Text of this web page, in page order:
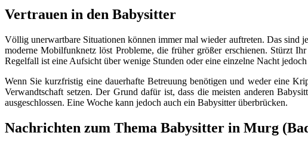
Vertrauen in den Babysitter
Völlig unerwartbare Situationen können immer mal wieder auftreten. Das sind
moderne Mobilfunknetz löst Probleme, die früher größer erschienen. Stürzt
Regelfall ist eine Aufsicht über wenige Stunden oder eine einzelne Nacht
Wenn Sie kurzfristig eine dauerhafte Betreuung benötigen und weder eine
Verwandtschaft setzen. Der Grund dafür ist, dass die meisten anderen
ausgeschlossen. Eine Woche kann jedoch auch ein Babysitter überbrücken.
Nachrichten zum Thema Babysitter in Murg